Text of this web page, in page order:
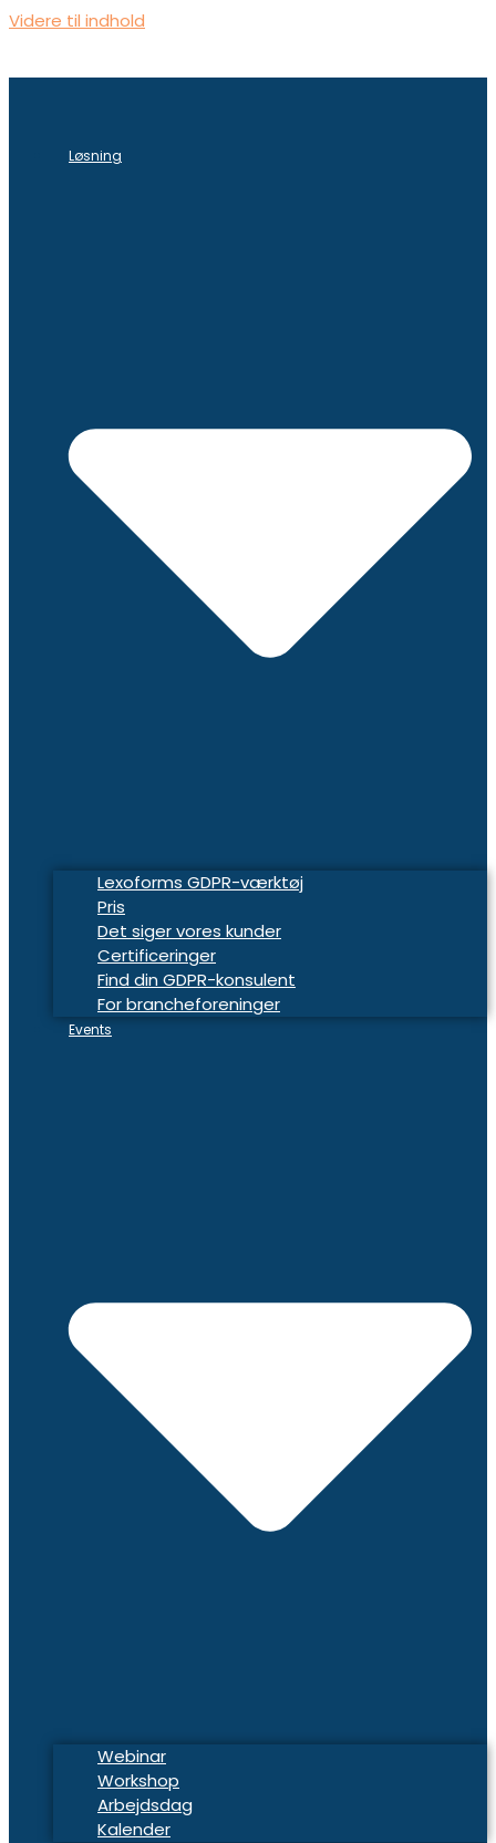
Videre til indhold
Løsning
Lexoforms GDPR-værktøj
Pris
Det siger vores kunder
Certificeringer
Find din GDPR-konsulent
For brancheforeninger
Events
Webinar
Workshop
Arbejdsdag
Kalender